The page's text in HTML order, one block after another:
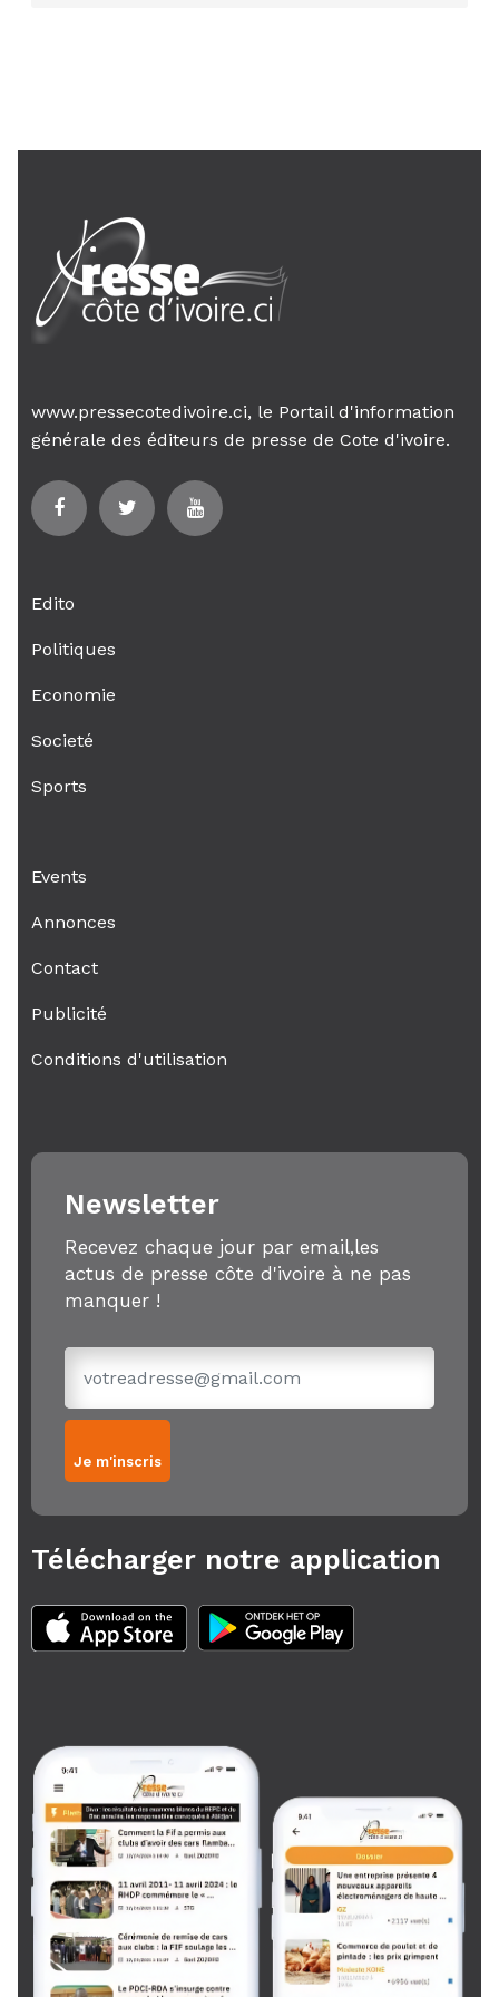
www.pressecotedivoire.ci, le Portail d'information
générale des éditeurs de presse de Cote d'ivoire.
Edito
Politiques
Economie
Societé
Sports
Events
Annonces
Contact
Publicité
Conditions d'utilisation
Newsletter
Recevez chaque jour par email,les
actus de presse côte d'ivoire à ne pas
manquer !
Je m'inscris
Télécharger notre application